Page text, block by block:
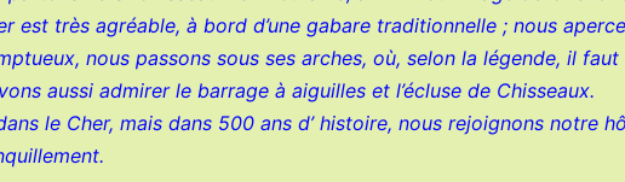
est très agréable, à bord d’une gabare traditionnelle ; nous
nous passons sous ses arches, où, selon la légende, il
aussi admirer le barrage à aiguilles et l’écluse de Chisseaux.
le Cher, mais dans 500 ans d’ histoire, nous rejoignons notre